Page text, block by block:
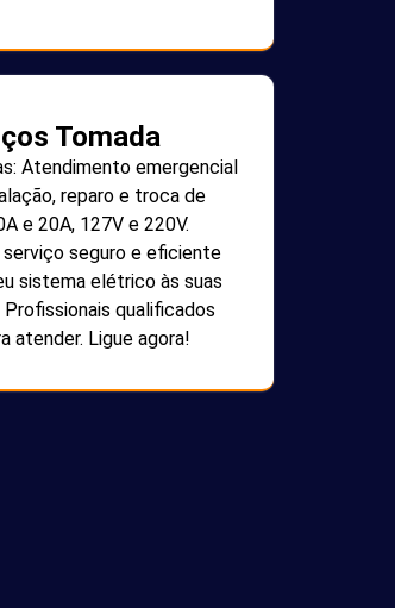
Tomada
Atendimento emergencial
reparo e troca de
e 20A, 127V e 220V.
serviço seguro e eficiente
sistema elétrico às suas
qualificados
atender. Ligue agora!